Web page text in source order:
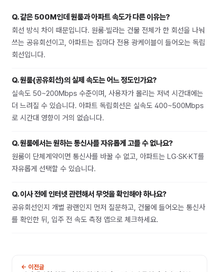
Q.같은 500M인데 원룸과 아파트 속도가 다른 이유는?
회선 방식 차이 때문입니다. 원룸·빌라는 건물 전체가 한 회선을 나눠
쓰는 공유회선이고, 아파트는 집마다 전용 광케이블이 들어오는 독립
회선입니다.
Q.원룸(공유회선)의 실제 속도는 어느 정도인가요?
실속도 50~200Mbps 수준이며, 사용자가 몰리는 저녁 시간대에는
더 느려질 수 있습니다. 아파트 독립회선은 실속도 400~500Mbps
로 시간대 영향이 거의 없습니다.
Q.원룸에서는 원하는 통신사를 자유롭게 고를 수 없나요?
원룸이 단체계약이면 통신사를 바꿀 수 없고, 아파트는 LG·SK·KT를
자유롭게 선택할 수 있습니다.
Q.이사 전에 인터넷 관련해서 무엇을 확인해야 하나요?
공유회선인지 개별 광랜인지 먼저 질문하고, 건물에 들어오는 통신사
를 확인한 뒤, 입주 전 속도 측정 앱으로 체크하세요.
← 이전글